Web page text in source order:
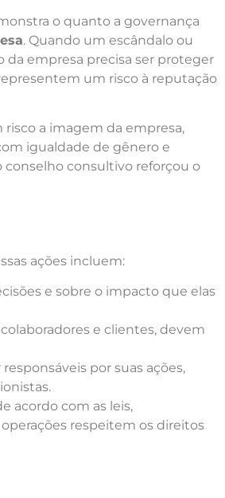
o quanto a governança
. Quando um escândalo ou
da empresa precisa ser proteger
um risco à reputação
risco a imagem da empresa,
igualdade de gênero e
conselho consultivo reforçou o
ações incluem:
e sobre o impacto que elas
e clientes, devem
por suas ações,
acordo com as leis,
respeitem os direitos